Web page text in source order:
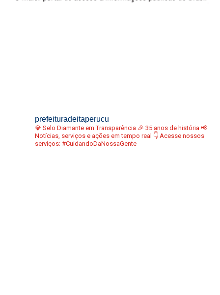
prefeituradeitaperucu
💎 Selo Diamante em Transparência 🎉 35 anos de história 📢
Notícias, serviços e ações em tempo real 👇 Acesse nossos
serviços: #CuidandoDaNossaGente